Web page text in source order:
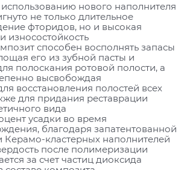
нового наполнителя
не только длительное
фторидов, но и высокая
износостойкость
способен восполнять запасы
его из зубной пасты и
полоскания ротовой полости, а
высвобождая
восстановления полостей всех
для придания реставрации
вида
усадки во время
благодаря запатентованной
Керамо-кластерных наполнителей
после полимеризации
за счет частиц диоксида